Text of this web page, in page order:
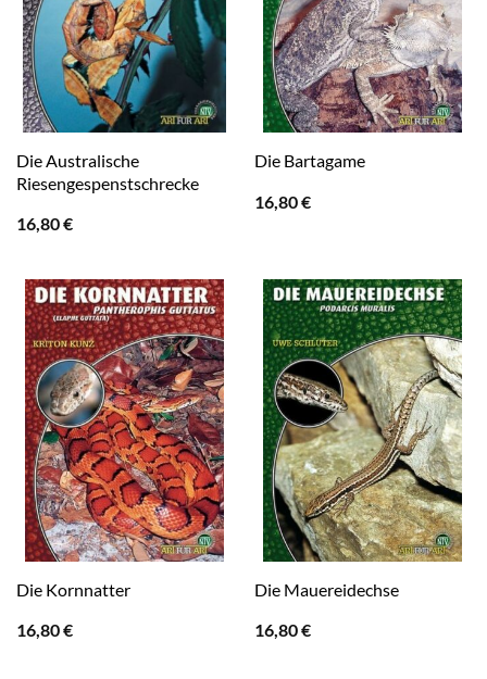
Die Australische
Riesengespenstschrecke
16,80€
Die Bartagame
16,80€
Die Kornnatter
16,80€
Die Mauereidechse
16,80€